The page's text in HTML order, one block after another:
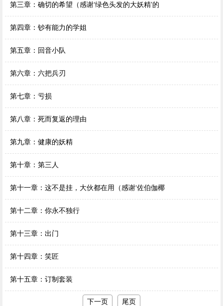
第三章：确切的希望（感谢‘绿色头发的大妖精’的
第四章：钞有能力的学姐
第五章：回音小队
第六章：六把兵刃
第七章：亏损
第八章：死而复返的理由
第九章：健康的妖精
第十章：第三人
第十一章：这不是挂，大伙都在用（感谢‘佐伯伽椰
第十二章：你永不独行
第十三章：出门
第十四章：笑匠
第十五章：订制套装
下一页 尾页